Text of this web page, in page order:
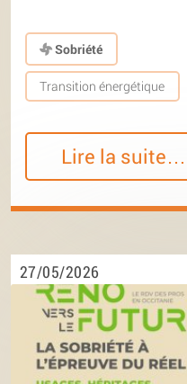
Sobriété
Transition énergétique
Lire la suite…
27/05/2026